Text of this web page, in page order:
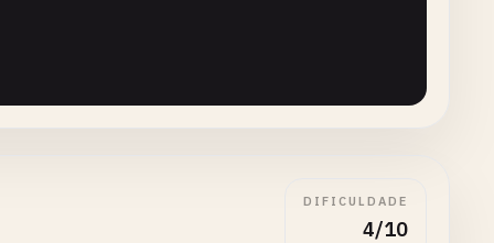
DIFICULDADE
4/10